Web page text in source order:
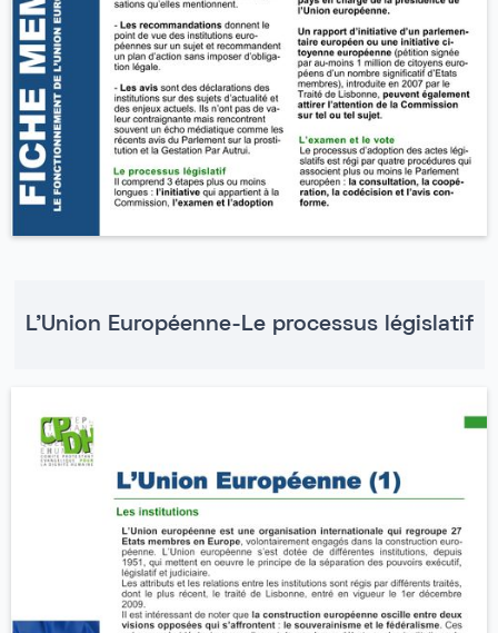
L'Union Européenne-Le processus législatif